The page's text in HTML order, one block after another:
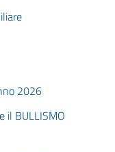
2026
il BULLISMO